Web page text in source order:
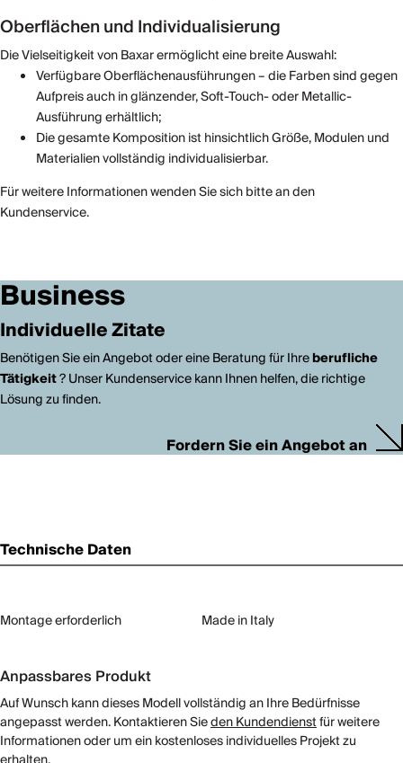
Oberflächen und Individualisierung
Die Vielseitigkeit von Baxar ermöglicht eine breite Auswahl:
Verfügbare Oberflächenausführungen – die Farben sind gegen
Aufpreis auch in glänzender, Soft-Touch- oder Metallic-
Ausführung erhältlich;
Die gesamte Komposition ist hinsichtlich Größe, Modulen und
Materialien vollständig individualisierbar.
Für weitere Informationen wenden Sie sich bitte an den
Kundenservice.
Business
Individuelle Zitate
Benötigen Sie ein Angebot oder eine Beratung für Ihreberufliche
Tätigkeit? Unser Kundenservice kann Ihnen helfen, die richtige
Lösung zu finden.
Fordern Sie ein Angebot an
Technische Daten
Montage erforderlich Made in Italy
Anpassbares Produkt
Auf Wunsch kann dieses Modell vollständig an Ihre Bedürfnisse
angepasst werden. Kontaktieren Sieden Kundendienstfür weitere
Informationen oder um ein kostenloses individuelles Projekt zu